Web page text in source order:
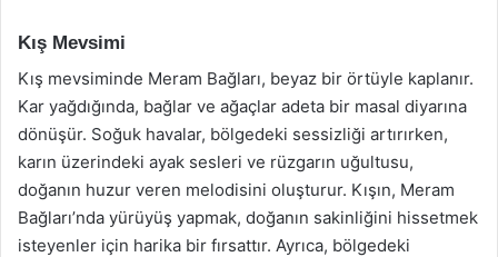
Kış Mevsimi
Kış mevsiminde Meram Bağları, beyaz bir örtüyle kaplanır.
Kar yağdığında, bağlar ve ağaçlar adeta bir masal diyarına
dönüşür. Soğuk havalar, bölgedeki sessizliği artırırken,
karın üzerindeki ayak sesleri ve rüzgarın uğultusu,
doğanın huzur veren melodisini oluşturur. Kışın, Meram
Bağları’nda yürüyüş yapmak, doğanın sakinliğini hissetmek
isteyenler için harika bir fırsattır. Ayrıca, bölgedeki